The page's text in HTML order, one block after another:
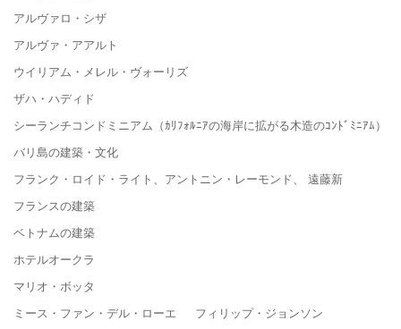
アルヴァロ・シザ
アルヴァ・アアルト
ウイリアム・メレル・ヴォーリズ
ザハ・ハディド
シーランチコンドミニアム（ｶﾘﾌｫﾙﾆｱの海岸に拡がる木造のｺﾝﾄﾞﾐﾆｱﾑ）
バリ島の建築・文化
フランク・ロイド・ライト、アントニン・レーモンド、 遠藤新
フランスの建築
ベトナムの建築
ホテルオークラ
マリオ・ボッタ
ミース・ファン・デル・ローエ フィリップ・ジョンソン